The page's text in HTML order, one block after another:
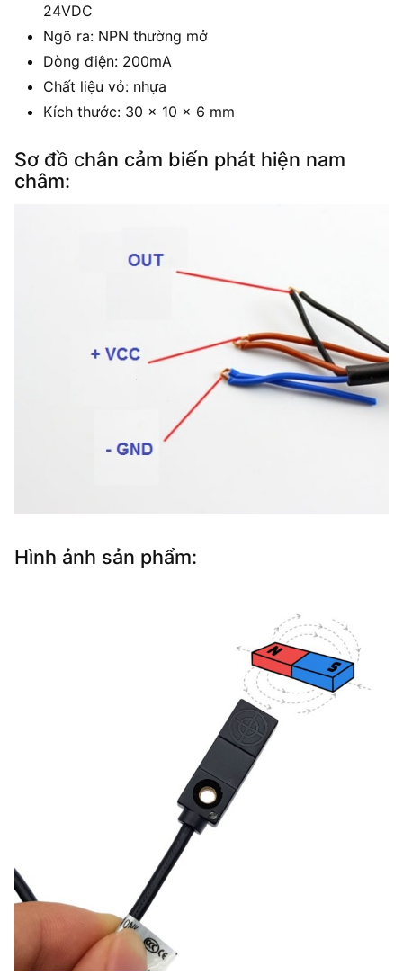
24VDC
Ngõ ra: NPN thường mở
Dòng điện: 200mA
Chất liệu vỏ: nhựa
Kích thước: 30 x 10 x 6 mm
Sơ đồ chân cảm biến phát hiện nam
châm:
Hình ảnh sản phẩm: